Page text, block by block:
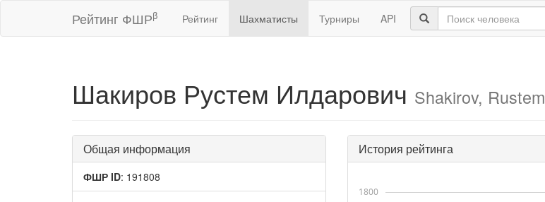
Рейтинг ФШРβ Рейтинг Шахматисты Турниры API
Шакиров Рустем Илдарович Shakirov, Rustem
Общая информация
ФШР ID: 191808
История рейтинга
1800